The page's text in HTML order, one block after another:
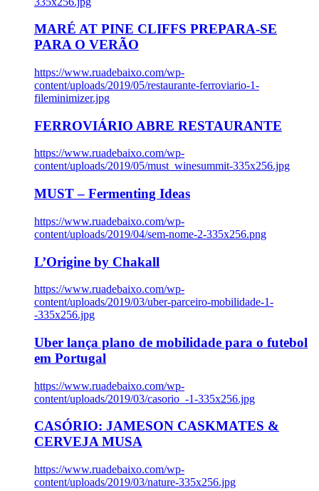
MARÉ AT PINE CLIFFS PREPARA-SE
PARA O VERÃO
https://www.ruadebaixo.com/wp-
content/uploads/2019/05/restaurante-ferroviario-1-
fileminimizer.jpg
FERROVIÁRIO ABRE RESTAURANTE
https://www.ruadebaixo.com/wp-
content/uploads/2019/05/must_winesummit-335x256.jpg
MUST – Fermenting Ideas
https://www.ruadebaixo.com/wp-
content/uploads/2019/04/sem-nome-2-335x256.png
L’Origine by Chakall
https://www.ruadebaixo.com/wp-
content/uploads/2019/03/uber-parceiro-mobilidade-1-
-335x256.jpg
Uber lança plano de mobilidade para o futebol
em Portugal
https://www.ruadebaixo.com/wp-
content/uploads/2019/03/casorio_-1-335x256.jpg
CASÓRIO: JAMESON CASKMATES &
CERVEJA MUSA
https://www.ruadebaixo.com/wp-
content/uploads/2019/03/nature-335x256.jpg